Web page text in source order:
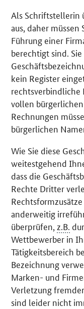
Als Schriftstellerin
aus, daher müssen
Führung einer
berechtigt sind.
kein Register
vollen
Rechnungen
bürgerlichen
Wie Sie diese
weitestgehend
dass die
Rechte Dritter
anderweitig
überprüfen, z.B.
Wettbewerber in
Tätigkeitsbereich
Bezeichnung
Marken- und
Verletzung
sind leider nicht